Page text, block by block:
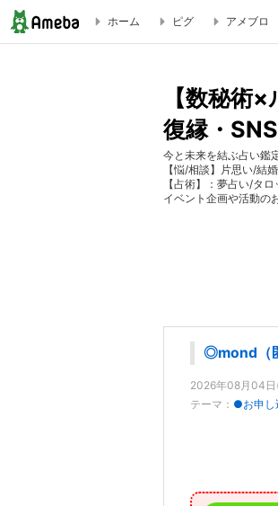
匿名質問箱「mond」でジェディーに気
ホーム ピグ アメブロ
【数秘術
復縁・
今と未来を結ぶ占い鑑
【悩/相談】片思い/結
【占術】：夢占い/タ
イベント企画や活動の
◎mond（
2026年08月04
テーマ： ●お申し